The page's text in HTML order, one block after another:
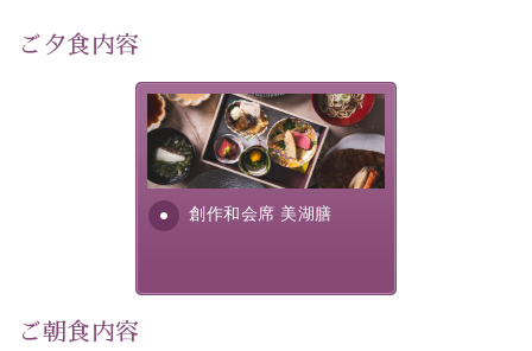
---------------------------------------------
■内容&特典■
40分無料
1人1,000円分の館内利用券（お飲み物やお土産などに
「千人風呂」で有名な 片倉館のご入浴券
クレンジング、化粧水、乳液
・諏訪大社4社を巡る無料参拝バス（事前予約制）
・館内着をご用意
ご夕食内容
創作和会席 美湖膳
美湖膳とは諏訪の地で特別を
提供する為に料理長・神原 裕
明が考え出した創作和会席で
す。美しい諏訪湖の幸...
ご朝食内容